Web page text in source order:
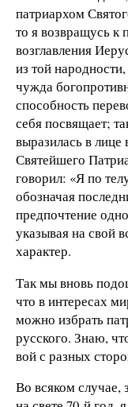
патриархом
то я возвращусь
возглавления
из той
чужда
способность
себя посвящает;
выразилась в лице
Святейшего
говорил: «Я по
обозначая
предпочтение
указывая на свой
характер.
Так мы вновь
что в интересах
можно избрать
русского. Знаю,
вой с разных
Во всяком случае,